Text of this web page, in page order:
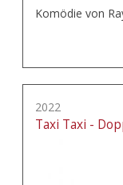
Komödie von
2022
Taxi Taxi -